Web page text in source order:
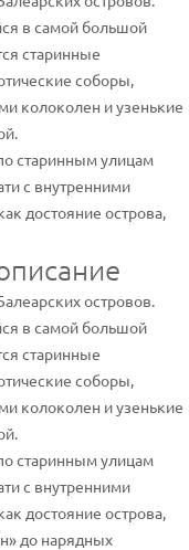
в самой большой
старинные
соборы,
колоколен и узенькие
старинным улицам
с внутренними
достояние острова,
островов.
в самой большой
старинные
соборы,
колоколен и узенькие
старинным улицам
с внутренними
достояние острова,
до нарядных